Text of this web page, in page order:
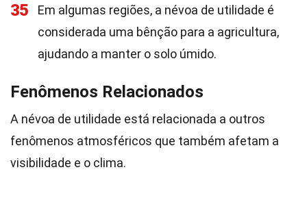
35
Em algumas regiões, a névoa de utilidade é
considerada uma bênção para a agricultura,
ajudando a manter o solo úmido.
Fenômenos Relacionados
A névoa de utilidade está relacionada a outros
fenômenos atmosféricos que também afetam a
visibilidade e o clima.